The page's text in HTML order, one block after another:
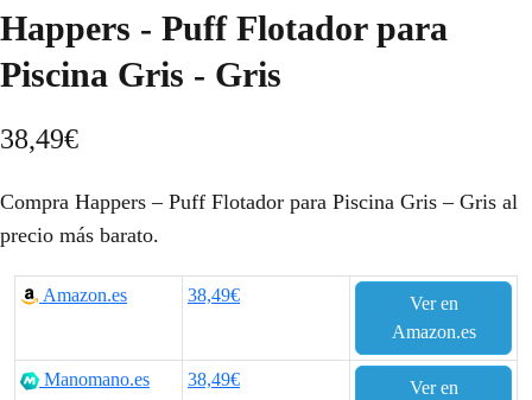
Happers - Puff Flotador para
Piscina Gris - Gris
38,49€
Compra Happers – Puff Flotador para Piscina Gris – Gris al
precio más barato.
Amazon.es 38,49€
Ver en
Amazon.es
Manomano.es 38,49€
Ver en